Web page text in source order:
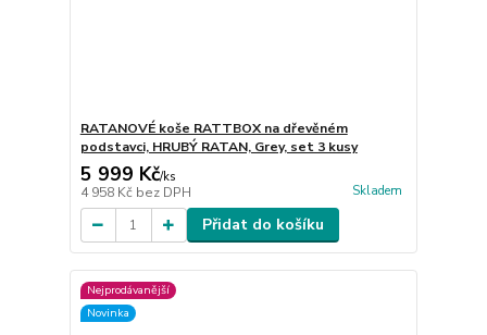
RATANOVÉ koše RATTBOX na dřevěném
podstavci, HRUBÝ RATAN, Grey, set 3 kusy
5 999 Kč/ks
4 958 Kč bez DPH Skladem
Přidat do košíku
Nejprodávanější
Novinka